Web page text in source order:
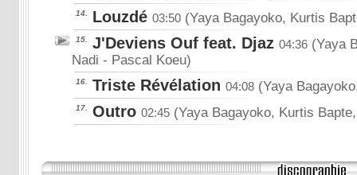
14. Louzdé 03:50 (Yaya Bagayoko, Kurtis
15. J'Deviens Ouf feat. Djaz 04:36 (Yaya
Nadi - Pascal Koeu)
16. Triste Révélation 04:08 (Yaya
17. Outro 02:45 (Yaya Bagayoko, Kurtis